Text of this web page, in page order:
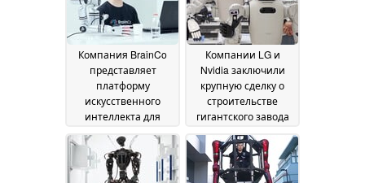
Компания BrainCo
представляет
платформу
искусственного
интеллекта для
роботов,
управляемых силой
мысли: будущее, в
котором можно
Компании LG и
Nvidia заключили
крупную сделку о
строительстве
гигантского завода
по производству
роботов с
искусственным
интеллектом08 July